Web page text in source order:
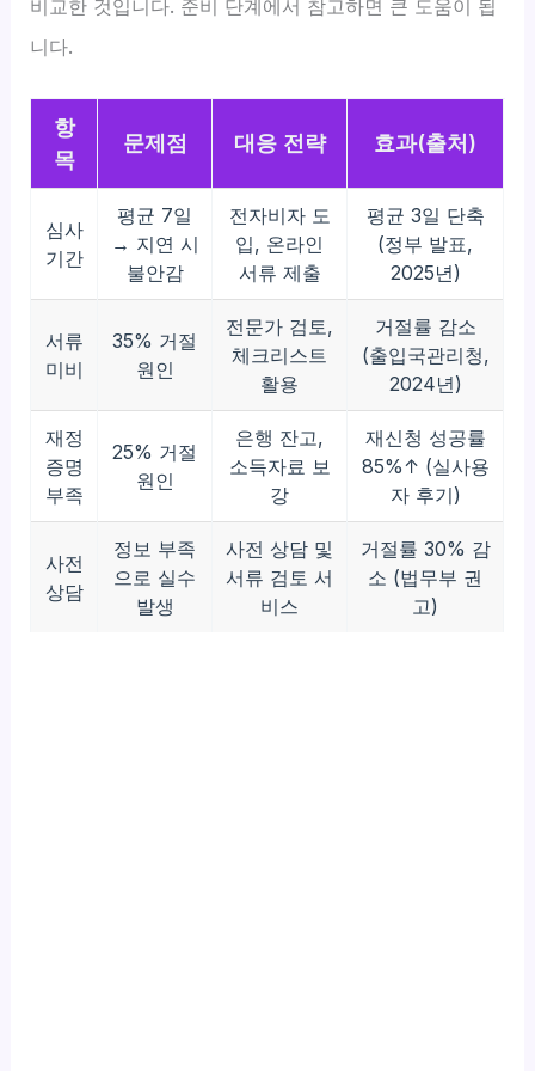
비교한 것입니다. 준비 단계에서 참고하면 큰 도움이 됩
니다.
항
목
문제점 대응 전략 효과(출처)
심사
기간
평균 7일
→ 지연 시
불안감
전자비자 도
입, 온라인
서류 제출
평균 3일 단축
(정부 발표,
2025년)
서류
미비
35% 거절
원인
전문가 검토,
체크리스트
활용
거절률 감소
(출입국관리청,
2024년)
재정
증명
부족
25% 거절
원인
은행 잔고,
소득자료 보
강
재신청 성공률
85%↑ (실사용
자 후기)
사전
상담
정보 부족
으로 실수
발생
사전 상담 및
서류 검토 서
비스
거절률 30% 감
소 (법무부 권
고)